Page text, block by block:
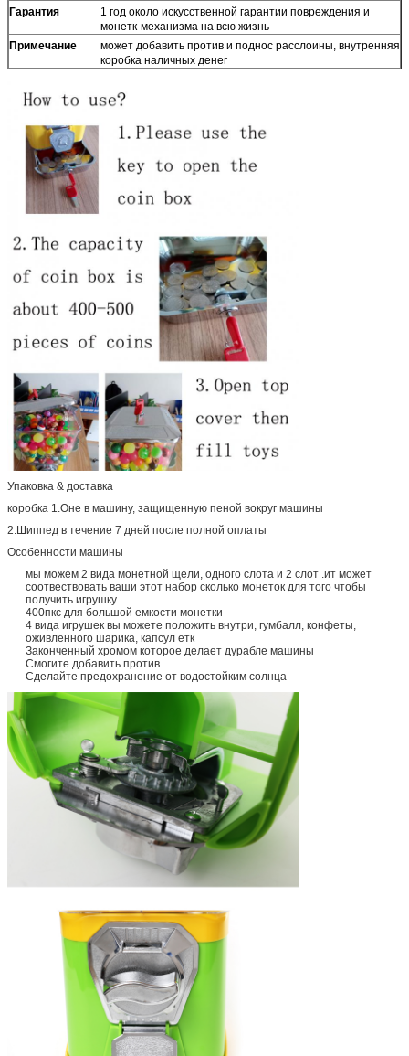
Гарантия
1 год около искусственной гарантии повреждения и
монетк-механизма на всю жизнь
Примечание
может добавить против и поднос расслоины, внутренняя
коробка наличных денег
Упаковка & доставка
коробка 1.Оне в машину, защищенную пеной вокруг машины
2.Шиппед в течение 7 дней после полной оплаты
Особенности машины
мы можем 2 вида монетной щели, одного слота и 2 слот .ит может
соотвествовать ваши этот набор сколько монеток для того чтобы
получить игрушку
400пкс для большой емкости монетки
4 вида игрушек вы можете положить внутри, гумбалл, конфеты,
оживленного шарика, капсул етк
Законченный хромом которое делает дурабле машины
Смогите добавить против
Сделайте предохранение от водостойким солнца